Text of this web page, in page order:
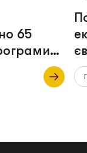
65